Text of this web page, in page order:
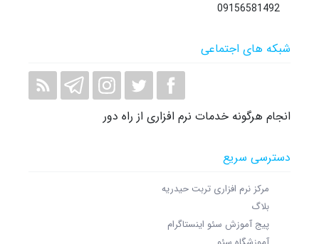
09156581492
شبکه های اجتماعی
انجام هرگونه خدمات نرم افزاری از راه دور
دسترسی سریع
مرکز نرم افزاری تربت حیدریه
بلاگ
پیج آموزش سئو اینستاگرام